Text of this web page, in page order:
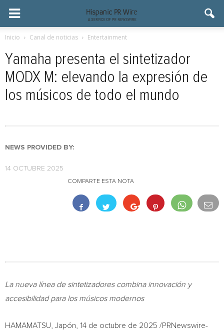
Inicio Canal de noticias Entertainment
Yamaha presenta el sintetizador
MODX M: elevando la expresión de
los músicos de todo el mundo
NEWS PROVIDED BY:
14 OCTUBRE 2025
COMPARTE ESTA NOTA
La nueva línea de sintetizadores combina innovación y
accesibilidad para los músicos modernos
HAMAMATSU, Japón 14 de octubre de 2025 /PRNewswire-